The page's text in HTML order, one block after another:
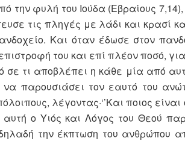
την φυλή του Ιούδα (Εβραίους
τις πληγές με λάδι και κρασί
Και όταν έδωσε στον
του και επί πλέον ποσό,
τι αποβλέπει η κάθε μία από
να παρουσιάσει τον εαυτό του
λέγοντας·‘’Και ποιος
ο Υιός και Λόγος του Θεού
δηλαδή την έκπτωση του